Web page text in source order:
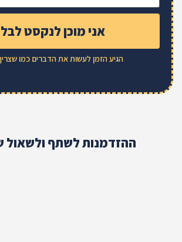
אני מוכן לנקסט
הגיע הזמן לעשות את הדברים כמו
ההזדמנות לשתף ולשאול